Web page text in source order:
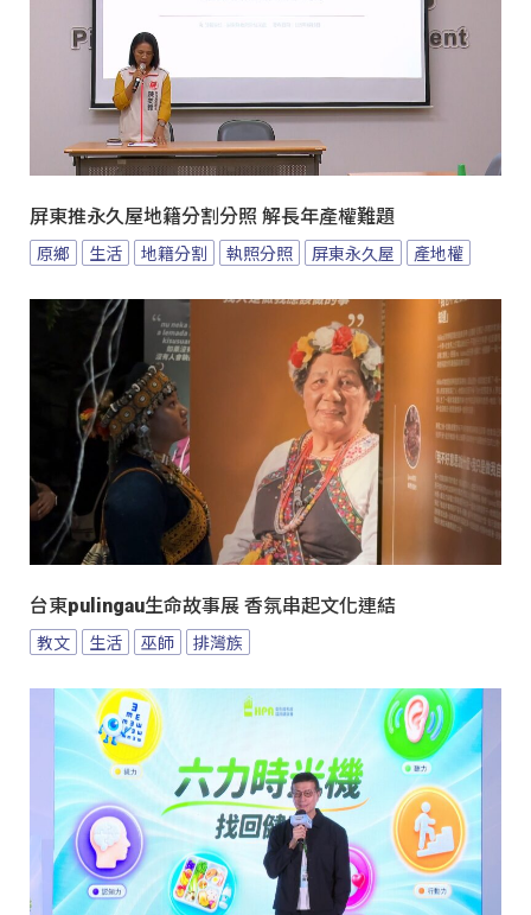
屏東推永久屋地籍分割分照 解長年產權難題
原鄉 生活 地籍分割 執照分照 屏東永久屋 產地權
台東pulingau生命故事展 香氛串起文化連結
教文 生活 巫師 排灣族